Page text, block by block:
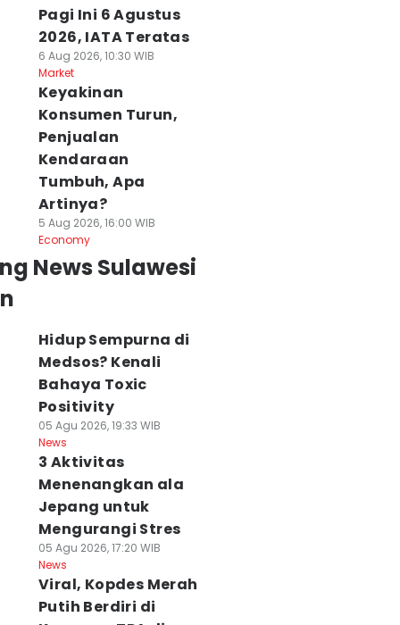
Pagi Ini 6 Agustus
2026, IATA Teratas
6 Aug 2026, 10:30 WIB
Market
Keyakinan
Konsumen Turun,
Penjualan
Kendaraan
Tumbuh, Apa
Artinya?
5 Aug 2026, 16:00 WIB
Economy
News Sulawesi
Hidup Sempurna di
Medsos? Kenali
Bahaya Toxic
Positivity
05 Agu 2026, 19:33 WIB
News
3 Aktivitas
Menenangkan ala
Jepang untuk
Mengurangi Stres
05 Agu 2026, 17:20 WIB
News
Viral, Kopdes Merah
Putih Berdiri di